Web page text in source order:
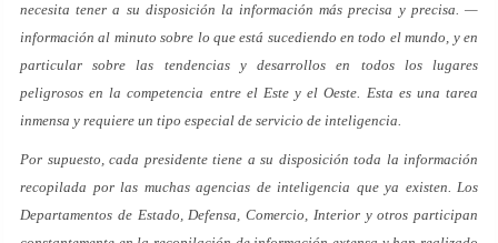
necesita tener a su disposición la información más precisa y precisa. —
información al minuto sobre lo que está sucediendo en todo el mundo, y en
particular sobre las tendencias y desarrollos en todos los lugares
peligrosos en la competencia entre el Este y el Oeste. Esta es una tarea
inmensa y requiere un tipo especial de servicio de inteligencia.
Por supuesto, cada presidente tiene a su disposición toda la información
recopilada por las muchas agencias de inteligencia que ya existen. Los
Departamentos de Estado, Defensa, Comercio, Interior y otros participan